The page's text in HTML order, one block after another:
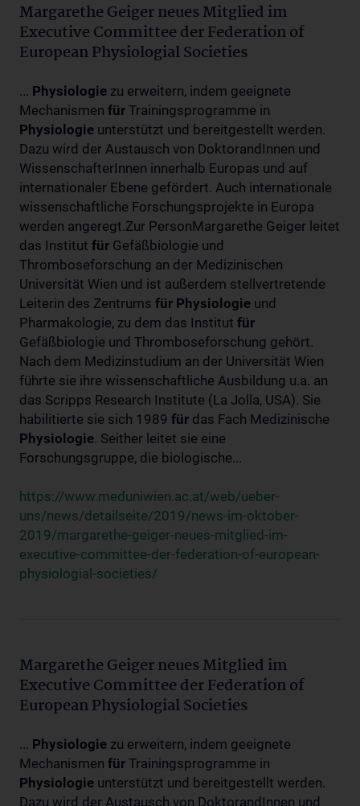
Margarethe Geiger neues Mitglied im
Executive Committee der Federation of
European Physiologial Societies
... Physiologie zu erweitern, indem geeignete
Mechanismen für Trainingsprogramme in
Physiologie unterstützt und bereitgestellt werden.
Dazu wird der Austausch von DoktorandInnen und
WissenschafterInnen innerhalb Europas und auf
internationaler Ebene gefördert. Auch internationale
wissenschaftliche Forschungsprojekte in Europa
werden angeregt.Zur PersonMargarethe Geiger leitet
das Institut für Gefäßbiologie und
Thromboseforschung an der Medizinischen
Universität Wien und ist außerdem stellvertretende
Leiterin des Zentrums für Physiologie und
Pharmakologie, zu dem das Institut für
Gefäßbiologie und Thromboseforschung gehört.
Nach dem Medizinstudium an der Universität Wien
führte sie ihre wissenschaftliche Ausbildung u.a. an
das Scripps Research Institute (La Jolla, USA). Sie
habilitierte sie sich 1989 für das Fach Medizinische
Physiologie. Seither leitet sie eine
Forschungsgruppe, die biologische...
https://www.meduniwien.ac.at/web/ueber-
uns/news/detailseite/2019/news-im-oktober-
2019/margarethe-geiger-neues-mitglied-im-
executive-committee-der-federation-of-european-
physiologial-societies/
Margarethe Geiger neues Mitglied im
Executive Committee der Federation of
European Physiologial Societies
... Physiologie zu erweitern, indem geeignete
Mechanismen für Trainingsprogramme in
Physiologie unterstützt und bereitgestellt werden.
Dazu wird der Austausch von DoktorandInnen und